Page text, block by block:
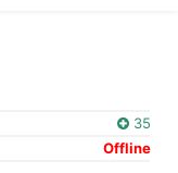
35
Offline